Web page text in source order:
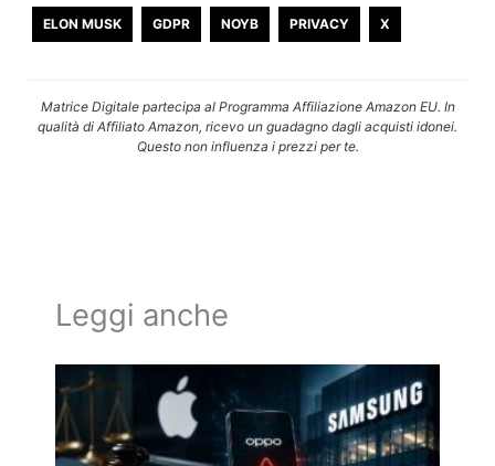
ELON MUSK GDPR NOYB PRIVACY X
Matrice Digitale partecipa al Programma Affiliazione Amazon EU. In
qualità di Affiliato Amazon, ricevo un guadagno dagli acquisti idonei.
Questo non influenza i prezzi per te.
Leggi anche